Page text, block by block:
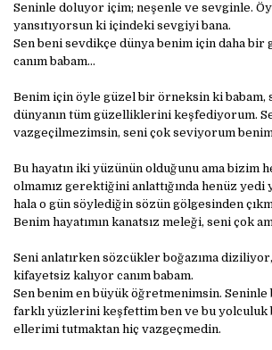
Seninle doluyor içim; neşenle ve sevginle.
yansıtıyorsun ki içindeki sevgiyi bana.
Sen beni sevdikçe dünya benim için daha bir
canım babam…
Benim için öyle güzel bir örneksin ki
dünyanın tüm güzelliklerini keşfediyorum.
vazgeçilmezimsin, seni çok seviyorum
Bu hayatın iki yüzünün olduğunu ama bizim
olmamız gerektiğini anlattığında henüz yedi
hala o gün söylediğin sözün gölgesinden
Benim hayatımın kanatsız meleği, seni çok
Seni anlatırken sözcükler boğazıma
kifayetsiz kalıyor canım babam.
Sen benim en büyük öğretmenimsin. Seninle
farklı yüzlerini keşfettim ben ve bu yolculuk
ellerimi tutmaktan hiç vazgeçmedin.